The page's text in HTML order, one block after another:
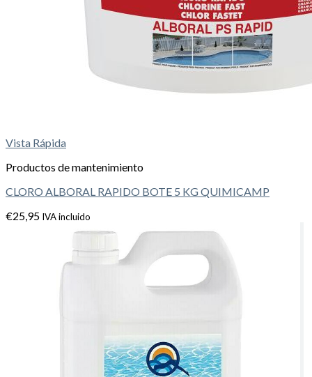
Vista Rápida
Productos de mantenimiento
CLORO ALBORAL RAPIDO BOTE 5 KG QUIMICAMP
€25,95 IVA incluido